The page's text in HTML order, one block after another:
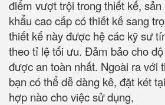
điểm vượt trội trong thiết kế,
khẩu cao cấp có thiết kế sang
thiết kế này được hệ các kỹ sư
theo tỉ lệ tối ưu. Đảm bảo cho
được an toàn nhất. Ngoài ra với
bạn có thể dễ dàng kê, đặt két
hợp nào cho việc sử dụng,